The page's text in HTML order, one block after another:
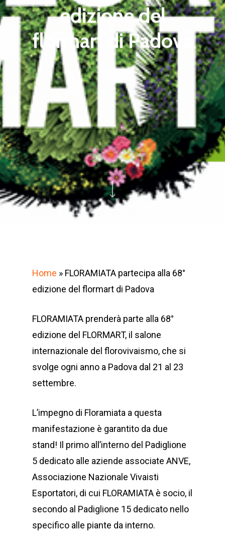
edizione del
flormart di Padova
Home » FLORAMIATA partecipa alla 68°
edizione del flormart di Padova
FLORAMIATA prenderà parte alla 68°
edizione del FLORMART, il salone
internazionale del florovivaismo, che si
svolge ogni anno a Padova dal 21 al 23
settembre.
L’impegno di Floramiata a questa
manifestazione è garantito da due
stand! Il primo all’interno del Padiglione
5 dedicato alle aziende associate ANVE,
Associazione Nazionale Vivaisti
Esportatori, di cui FLORAMIATA è socio, il
secondo al Padiglione 15 dedicato nello
specifico alle piante da interno.